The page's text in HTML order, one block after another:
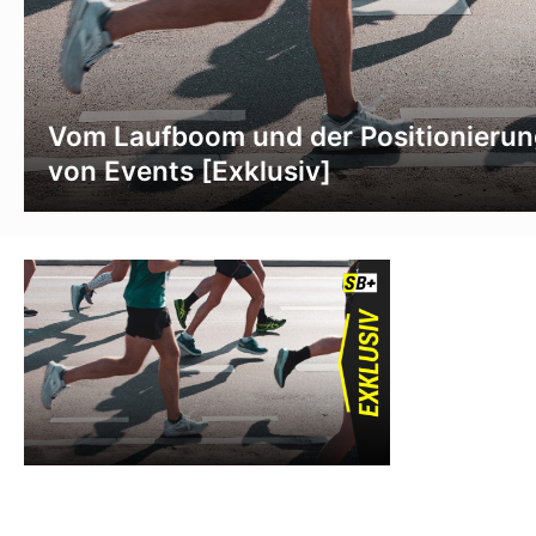
Vom Laufboom und der
von Events [Exklusiv]